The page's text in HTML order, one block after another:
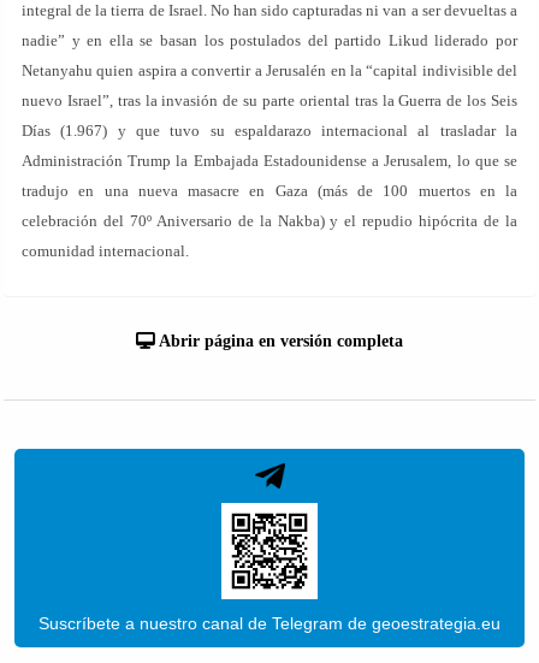
integral de la tierra de Israel. No han sido capturadas ni van a ser devueltas a
nadie” y en ella se basan los postulados del partido Likud liderado por
Netanyahu quien aspira a convertir a Jerusalén en la “capital indivisible del
nuevo Israel”, tras la invasión de su parte oriental tras la Guerra de los Seis
Días (1.967) y que tuvo su espaldarazo internacional al trasladar la
Administración Trump la Embajada Estadounidense a Jerusalem, lo que se
tradujo en una nueva masacre en Gaza (más de 100 muertos en la
celebración del 70º Aniversario de la Nakba) y el repudio hipócrita de la
comunidad internacional.
Abrir página en versión completa
Suscríbete a nuestro canal de Telegram de geoestrategia.eu